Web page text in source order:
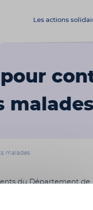
Les actions
malades
malades
du Département de